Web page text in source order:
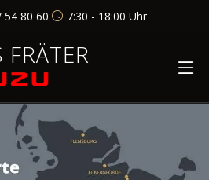
54 80 60 7:30 - 18:00 Uhr